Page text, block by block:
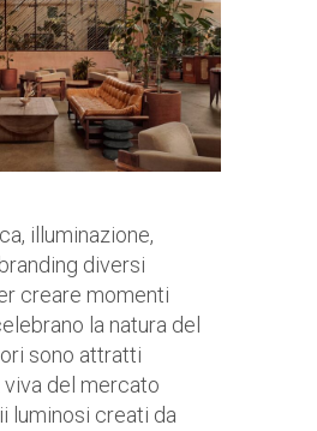
illuminazione,
diversi
creare momenti
la natura del
sono attratti
viva del mercato
luminosi creati da